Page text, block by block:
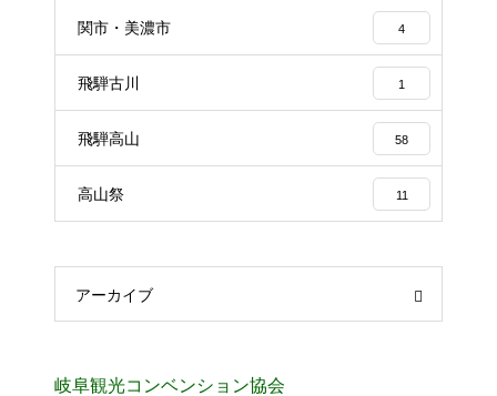
関市・美濃市 4
飛騨古川 1
飛騨高山 58
高山祭 11
アーカイブ
岐阜観光コンベンション協会